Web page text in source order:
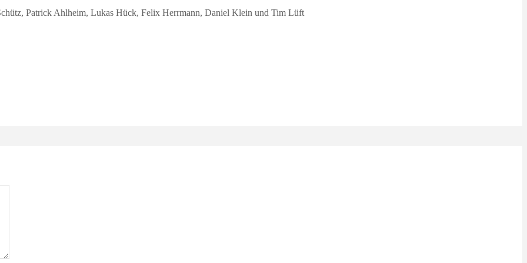
Patrick Ahlheim, Lukas Hück, Felix Herrmann, Daniel Klein und Tim Lüft